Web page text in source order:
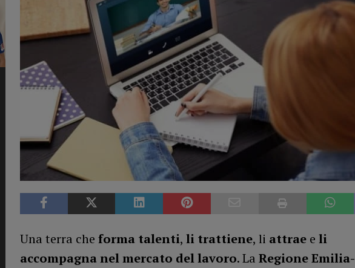
Una terra che forma talenti, li trattiene, li attraee li
accompagna nel mercato del lavoro. La Regione Emilia-